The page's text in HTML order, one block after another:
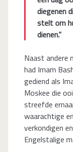
diegenen
stelt om
dienen.”
Naast andere
had Imam
gediend als
Moskee die
streefde
waarachtige
verkondigen
Engelstalige